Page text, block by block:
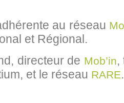
au réseau
et Régional.
directeur de Mob’in,
et le réseau RARE.